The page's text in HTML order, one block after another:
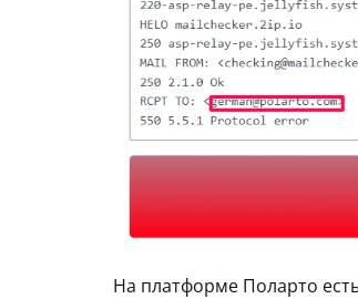
На платформе Поларто